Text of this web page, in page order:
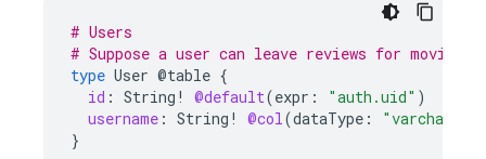
# Users
# Suppose a user can leave reviews for movies
type User @table {
id : String ! @default(expr : "auth.uid" )
username : String ! @col(dataType :
}